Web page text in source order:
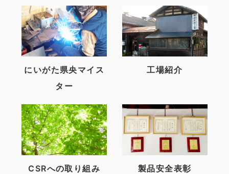
にいがた県央マイス
ター
工場紹介
CSRへの取り組み 製品安全表彰